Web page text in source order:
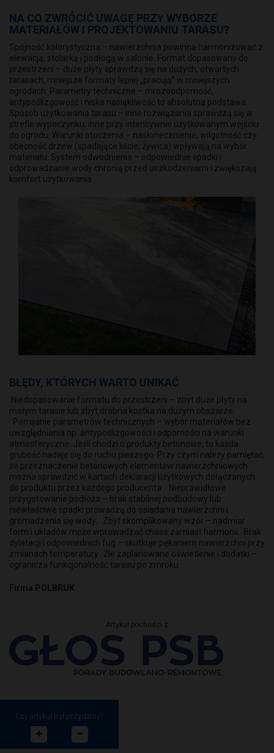
NA CO ZWRÓCIĆ UWAGĘ PRZY WYBORZE
MATERIAŁÓW I PROJEKTOWANIU TARASU?
Spójność kolorystyczna – nawierzchnia powinna harmonizować z
elewacją, stolarką i podłogą w salonie. Format dopasowany do
przestrzeni – duże płyty sprawdzą się na dużych, otwartych
tarasach, mniejsze formaty lepiej „pracują” w mniejszych
ogrodach. Parametry techniczne – mrozoodporność,
antypoślizgowość i niska nasiąkliwość to absolutna podstawa.
Sposób użytkowania tarasu – inne rozwiązania sprawdzą się w
strefie wypoczynku, inne przy intensywnie użytkowanym wejściu
do ogrodu. Warunki otoczenia – nasłonecznienie, wilgotność czy
obecność drzew (spadające liście, żywica) wpływają na wybór
materiału. System odwodnienia – odpowiednie spadki i
odprowadzanie wody chronią przed uszkodzeniami i zwiększają
komfort użytkowania.
BŁĘDY, KTÓRYCH WARTO UNIKAĆ
Niedopasowanie formatu do przestrzeni – zbyt duże płyty na
małym tarasie lub zbyt drobna kostka na dużym obszarze.
Pomijanie parametrów technicznych – wybór materiałów bez
uwzględniania np. antypoślizgowości i odporności na warunki
atmosferyczne. Jeśli chodzi o produkty betonowe, to każda
grubość nadaje się do ruchu pieszego. Przy czym należy pamiętać,
że przeznaczenie betonowych elementów nawierzchniowych
można sprawdzić w kartach deklaracji użytkowych dołączanych
do produktu przez każdego producenta. Nieprawidłowe
przygotowanie podłoża – brak stabilnej podbudowy lub
niewłaściwe spadki prowadzą do osiadania nawierzchni i
gromadzenia się wody. Zbyt skomplikowany wzór – nadmiar
form i układów może wprowadzać chaos zamiast harmonii. Brak
dylatacji i odpowiednich fug – skutkuje pękaniem nawierzchni przy
zmianach temperatury. Źle zaplanowane oświetlenie i dodatki –
ogranicza funkcjonalność tarasu po zmroku.
Firma POLBRUK
Artykuł pochodzi z
Czy artykuł był przydatny?